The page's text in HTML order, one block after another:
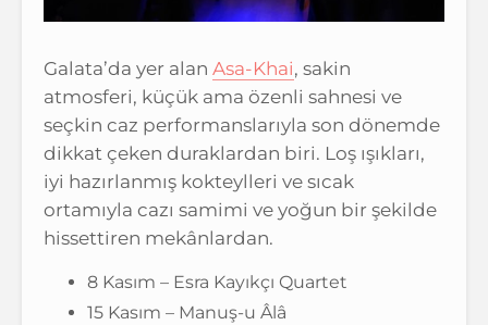
Galata’da yer alan Asa-Khai, sakin
atmosferi, küçük ama özenli sahnesi ve
seçkin caz performanslarıyla son dönemde
dikkat çeken duraklardan biri. Loş ışıkları,
iyi hazırlanmış kokteylleri ve sıcak
ortamıyla cazı samimi ve yoğun bir şekilde
hissettiren mekânlardan.
8 Kasım – Esra Kayıkçı Quartet
15 Kasım – Manuş-u Âlâ